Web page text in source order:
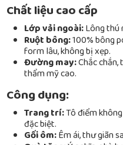
Chất liệu cao cấp
Lớp vải ngoài:Lông thú
Ruột bông:100% bông
form lâu, không bị xẹp.
Đường may:Chắc chắn,
thẩm mỹ cao.
Công dụng:
Trang trí:Tô điểm
đặc biệt.
Gối ôm:Êm ái, thư giãn